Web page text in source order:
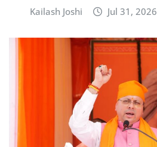
Kailash Joshi Jul 31, 2026